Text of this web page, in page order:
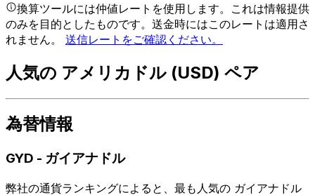
換算ツールには仲値レートを使用します。これは情報提供
のみを目的としたものです。送金時にはこのレートは適用さ
れません。 送信レートをご確認ください。
人気の アメリカドル (USD) ペア
為替情報
GYD - ガイアナドル
弊社の通貨ランキングによると、最も人気の ガイアナドル